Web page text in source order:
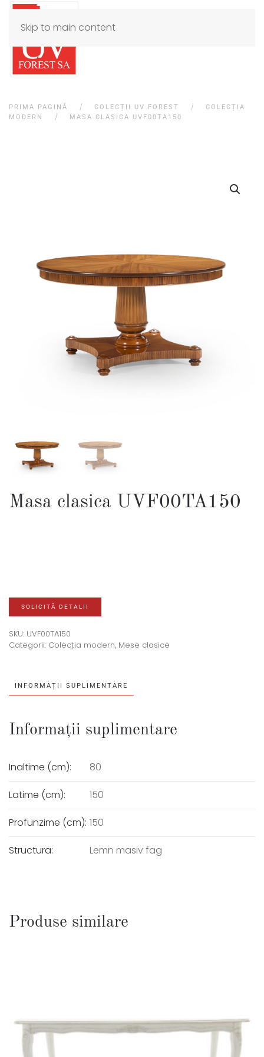
Skip to main content
PRIMA PAGINĂ COLECȚII UV FOREST
COLECȚIA
MODERN
MASA CLASICA UVF00TA150
Masa clasica UVF00TA150
SOLICITĂ DETALII
SKU: UVF00TA150
Categorii: Colecția modern, Mese clasice
INFORMAȚII SUPLIMENTARE
Informații suplimentare
Inaltime (cm): 80
Latime (cm): 150
Profunzime (cm): 150
Structura: Lemn masiv fag
Produse similare